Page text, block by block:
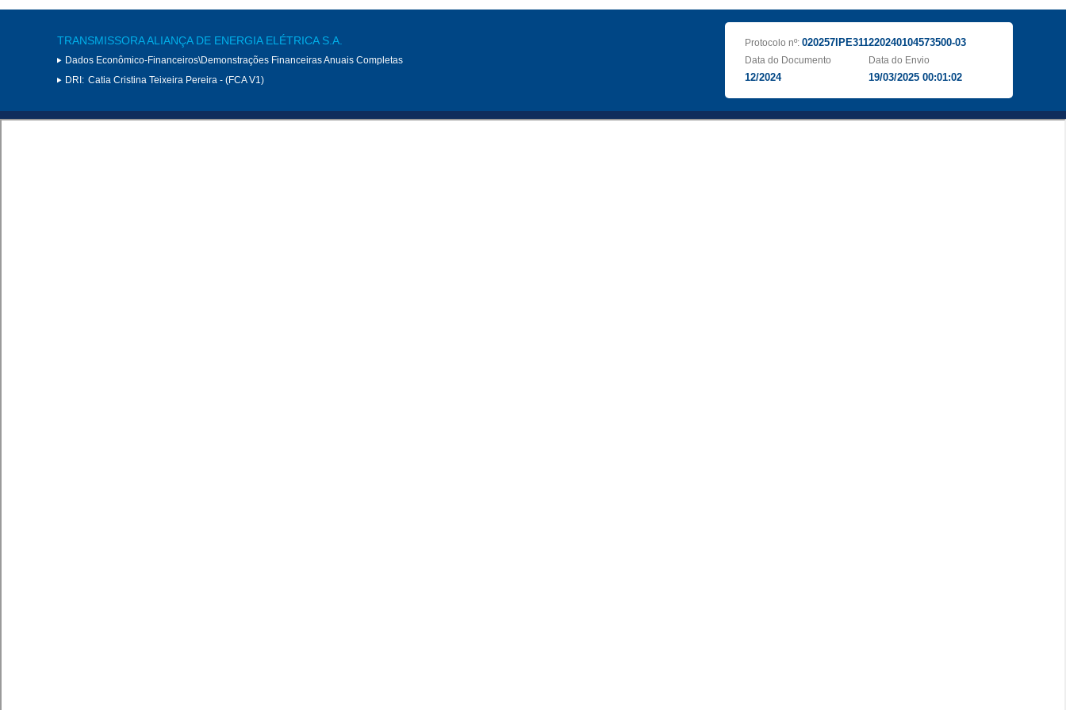
TRANSMISSORA ALIANÇA DE ENERGIA ELÉTRICA S.A.
Dados Econômico-Financeiros\Demonstrações Financeiras Anuais Completas
DRI: Catia Cristina Teixeira Pereira - (FCA V1)
Protocolo nº: 020257IPE311220240104573500-03
Data do Documento
12/2024
Data do Envio
19/03/2025 00:01:02